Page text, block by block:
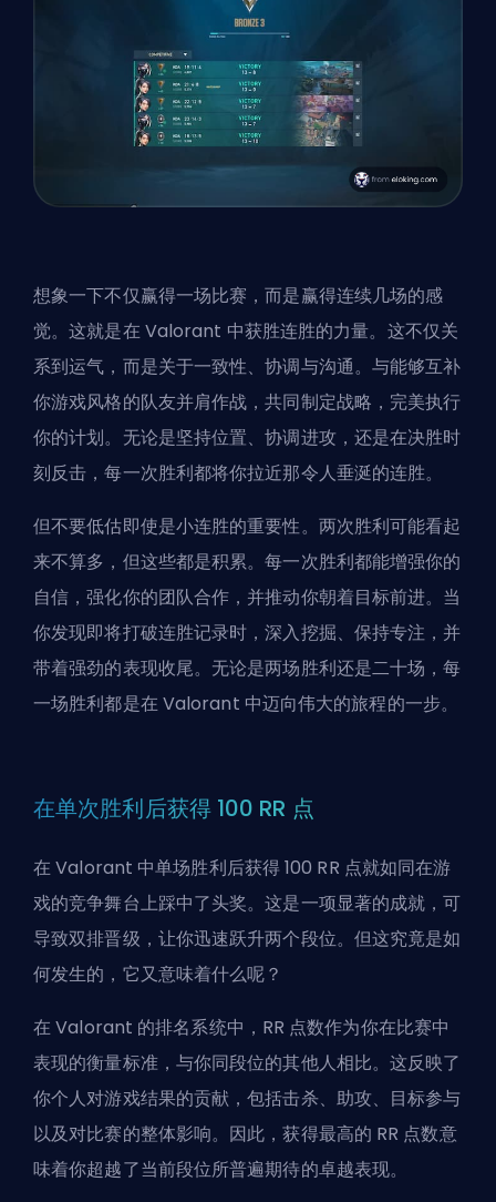
想象一下不仅赢得一场比赛，而是赢得连续几场的感
觉。这就是在 Valorant 中获胜连胜的力量。这不仅关
系到运气，而是关于一致性、协调与沟通。与能够互补
你游戏风格的队友并肩作战，共同制定战略，完美执行
你的计划。无论是坚持位置、协调进攻，还是在决胜时
刻反击，每一次胜利都将你拉近那令人垂涎的连胜。
但不要低估即使是小连胜的重要性。两次胜利可能看起
来不算多，但这些都是积累。每一次胜利都能增强你的
自信，强化你的团队合作，并推动你朝着目标前进。当
你发现即将打破连胜记录时，深入挖掘、保持专注，并
带着强劲的表现收尾。无论是两场胜利还是二十场，每
一场胜利都是在 Valorant 中迈向伟大的旅程的一步。
在单次胜利后获得 100 RR 点
在 Valorant 中单场胜利后获得 100 RR 点就如同在游
戏的竞争舞台上踩中了头奖。这是一项显著的成就，可
导致双排晋级，让你迅速跃升两个段位。但这究竟是如
何发生的，它又意味着什么呢？
在 Valorant 的排名系统中，RR 点数作为你在比赛中
表现的衡量标准，与你同段位的其他人相比。这反映了
你个人对游戏结果的贡献，包括击杀、助攻、目标参与
以及对比赛的整体影响。因此，获得最高的 RR 点数意
味着你超越了当前段位所普遍期待的卓越表现。